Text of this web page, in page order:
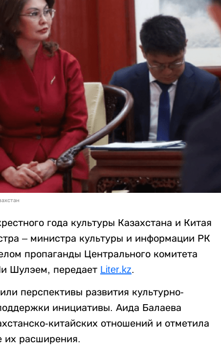
года культуры Казахстана и Китая
– министра культуры и информации РК
пропаганды Центрального комитета
Шулэем, передает Liter.kz.
перспективы развития культурно-
инициативы. Аида Балаева
китайских отношений и отметила
их расширения.